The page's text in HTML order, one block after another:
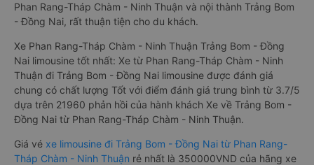
Phan Rang-Tháp Chàm - Ninh Thuận và nội thành Trảng Bom
- Đồng Nai, rất thuận tiện cho du khách.
Xe Phan Rang-Tháp Chàm - Ninh Thuận Trảng Bom - Đồng
Nai limousine tốt nhất: Xe từ Phan Rang-Tháp Chàm - Ninh
Thuận đi Trảng Bom - Đồng Nai limousine được đánh giá
chung có chất lượng Tốt với điểm đánh giá trung bình từ 3.7/5
dựa trên 21960 phản hồi của hành khách Xe về Trảng Bom -
Đồng Nai từ Phan Rang-Tháp Chàm - Ninh Thuận.
Giá vé xe limousine đi Trảng Bom - Đồng Nai từ Phan Rang-
Tháp Chàm - Ninh Thuận rẻ nhất là 350000VND của hãng xe